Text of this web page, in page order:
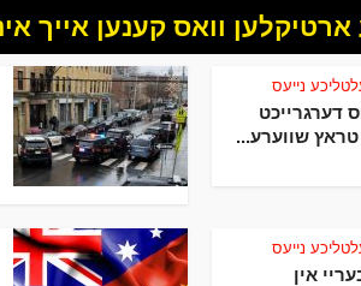
וואס קענען אייך
נייעס
דערגרייכט
שווערע...
נייעס
אין